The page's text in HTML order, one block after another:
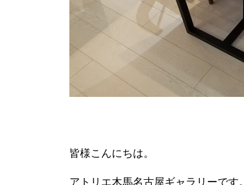
皆様こんにちは。
アトリエ木馬名古屋ギャラリーです。